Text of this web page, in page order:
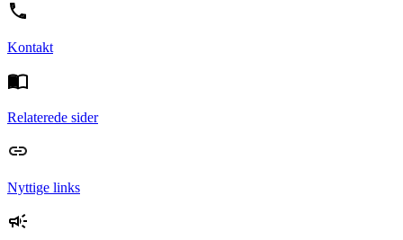
Kontakt
Relaterede sider
Nyttige links